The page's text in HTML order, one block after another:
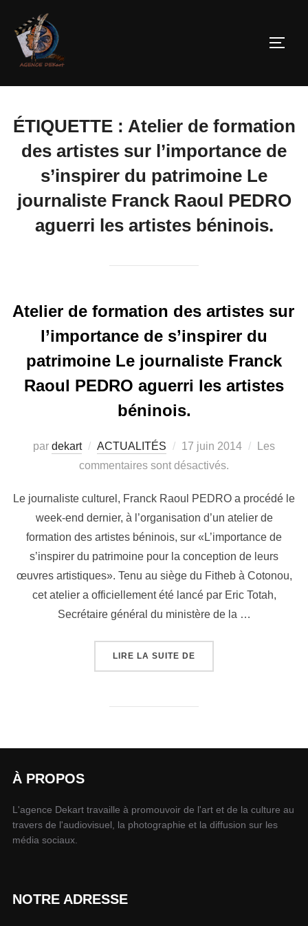
ÉTIQUETTE : Atelier de formation
des artistes sur l’importance de
s’inspirer du patrimoine Le
journaliste Franck Raoul PEDRO
aguerri les artistes béninois.
Atelier de formation des artistes sur
l’importance de s’inspirer du
patrimoine Le journaliste Franck
Raoul PEDRO aguerri les artistes
béninois.
par dekart ACTUALITÉS 17 juin 2014
Les
commentaires sont désactivés.
Le journaliste culturel, Franck Raoul PEDRO a procédé le
week-end dernier, à l’organisation d’un atelier de
formation des artistes béninois, sur «L’importance de
s’inspirer du patrimoine pour la conception de leurs
œuvres artistiques». Tenu au siège du Fitheb à Cotonou,
cet atelier a officiellement été lancé par Eric Totah,
Secrétaire général du ministère de la …
LIRE LA SUITE DE
À PROPOS
L'agence Dekart travaille à promouvoir de l'art et de la culture au
travers de l'audiovisuel, la photographie et la diffusion sur les
média sociaux.
NOTRE ADRESSE